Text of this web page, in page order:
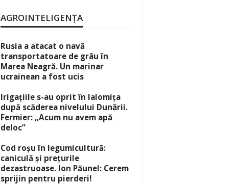
AGROINTELIGENȚA
Rusia a atacat o navă
transportatoare de grâu în
Marea Neagră. Un marinar
ucrainean a fost ucis
Irigațiile s-au oprit în Ialomița
după scăderea nivelului Dunării.
Fermier: „Acum nu avem apă
deloc”
Cod roșu în legumicultură:
caniculă și prețurile
dezastruoase. Ion Păunel: Cerem
sprijin pentru pierderi!